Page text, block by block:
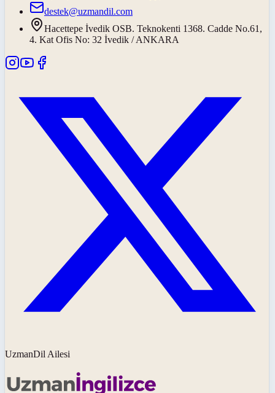
destek@uzmandil.com
Hacettepe İvedik OSB. Teknokenti 1368. Cadde No.61,
4. Kat Ofis No: 32 İvedik / ANKARA
UzmanDil Ailesi